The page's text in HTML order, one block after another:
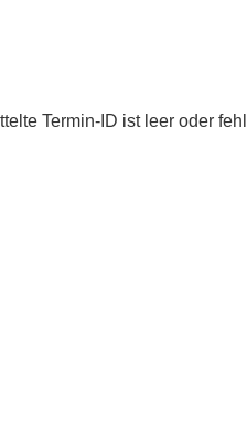
Termin-ID ist leer oder